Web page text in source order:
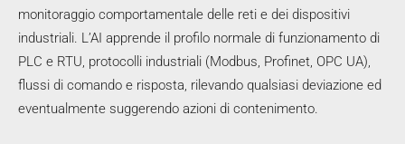
monitoraggio comportamentale delle reti e dei dispositivi
industriali. L’AI apprende il profilo normale di funzionamento di
PLC e RTU, protocolli industriali (Modbus, Profinet, OPC UA),
flussi di comando e risposta, rilevando qualsiasi deviazione ed
eventualmente suggerendo azioni di contenimento.